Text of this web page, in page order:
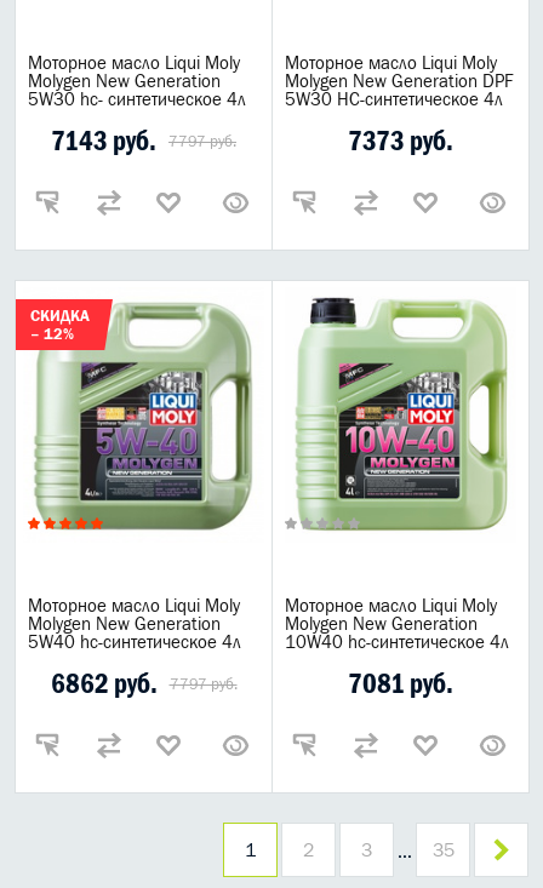
Моторное масло Liqui Moly
Molygen New Generation
5W30 hc- синтетическое 4л
7143 руб. 7797 руб.
Моторное масло Liqui Moly
Molygen New Generation DPF
5W30 НС-синтетическое 4л
7373 руб.
СКИДКА
– 12%
Моторное масло Liqui Moly
Molygen New Generation
5W40 hc-синтетическое 4л
6862 руб. 7797 руб.
Моторное масло Liqui Moly
Molygen New Generation
10W40 hc-синтетическое 4л
7081 руб.
1 2 3 35